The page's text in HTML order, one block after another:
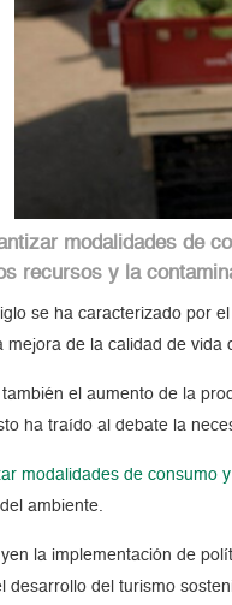
modalidades de
recursos y la
se ha caracterizado por
mejora de la calidad de vida
el aumento de la
ha traído al debate la
modalidades de consumo
ambiente.
la implementación de
desarrollo del turismo